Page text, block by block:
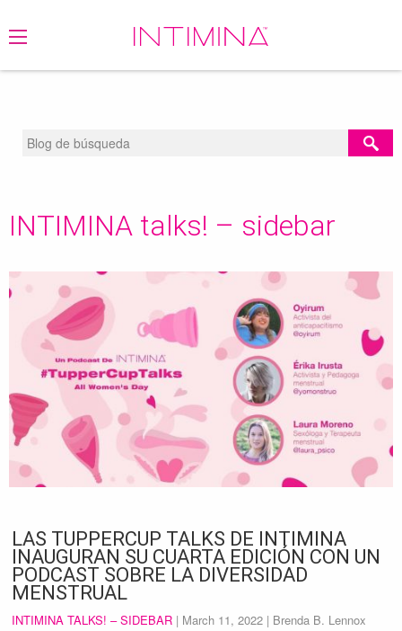
INTIMINA TALKS! – SIDEBAR
INTIMINA talks! – sidebar
LAS TUPPERCUP TALKS DE INTIMINA
INAUGURAN SU CUARTA EDICIÓN CON UN
PODCAST SOBRE LA DIVERSIDAD
MENSTRUAL
INTIMINA TALKS! – SIDEBAR | March 11, 2022 | Brenda B. Lennox